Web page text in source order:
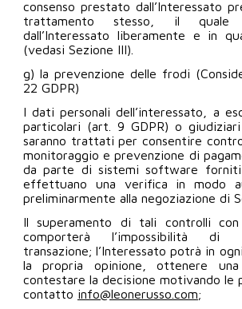
consenso prestato dall’Interessato
trattamento stesso, il quale
dall’Interessato liberamente e in
(vedasi Sezione III).
g) la prevenzione delle frodi
22 GDPR)
I dati personali dell’interessato, a
particolari (art. 9 GDPR) o
saranno trattati per consentire
monitoraggio e prevenzione di
da parte di sistemi software forniti
effettuano una verifica in modo
preliminarmente alla negoziazione di
Il superamento di tali controlli
comporterà l’impossibilità
transazione; l’Interessato potrà in
la propria opinione, ottenere
contestare la decisione motivando le
contatto info@leonerusso.com;